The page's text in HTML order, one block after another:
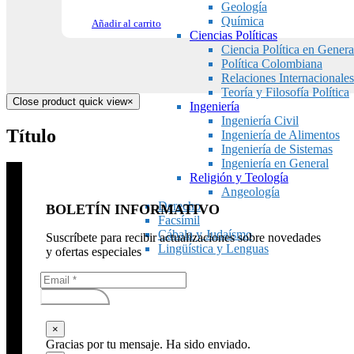
Geología
Química
Ciencias Políticas
Ciencia Política en
Política Colombiana
Relaciones Internacionales
Teoría y Filosofía Política
Ingeniería
Ingeniería Civil
Ingeniería de Alimentos
Ingeniería de Sistemas
Ingeniería en General
Religión y Teología
Angeología
Derecho
Facsímil
Cábala y Judaísmo
Lingüística y Lenguas
Añadir al carrito
Close product quick view×
Título
BOLETÍN INFORMATIVO
Suscríbete para recibir actualizaciones sobre novedades
y ofertas especiales
Subscribirse
×
Gracias por tu mensaje. Ha sido enviado.